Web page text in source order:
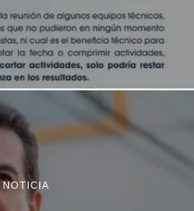
NOTICIA